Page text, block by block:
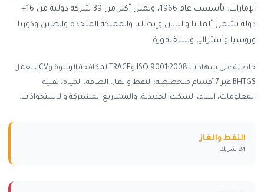
الإمارات. تأسست عام 1966، وتمثل أكثر من 39 شركة دولية من 16+
دولة تشمل ألمانيا واليابان وإيطاليا والمملكة المتحدة والصين وكوريا
وروسيا وأستراليا وسنغافورة.
حاصلة على شهادات ISO 9001:2008 وTRACE لمكافحة الرشوة وICV، تعمل
BHTGS عبر 7 أقسام متخصصة: النفط والغاز، الطاقة، المياه، تقنية
المعلومات، البناء، السكك الحديدية، والمشاريع المشتركة والاستحواذات.
النفط والغاز
24 شريك